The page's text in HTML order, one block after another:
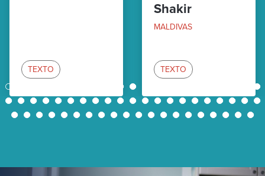
TEXTO
Shakir
MALDIVAS
TEXTO
1 10 11
21
22
23 24 25 26 27 28 29 30 31 32 33 34 35 36 37 38 39 40 41
42
43
44 45 46 47 48 49 50 51 52 53 54 55 56 57 58 59 60 61 62